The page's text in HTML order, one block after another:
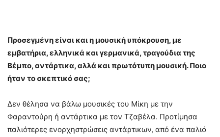
Προσεγμένη είναι και η μουσική υπόκρουση, με
εμβατήρια, ελληνικά και γερμανικά, τραγούδια της
Βέμπο, αντάρτικα, αλλά και πρωτότυπη μουσική. Ποιο
ήταν το σκεπτικό σας;
Δεν θέλησα να βάλω μουσικές του Μίκη με την
Φαραντούρη ή αντάρτικα με τον Τζαβέλα. Προτίμησα
παλιότερες ενορχηστρώσεις αντάρτικων, από ένα παλιό